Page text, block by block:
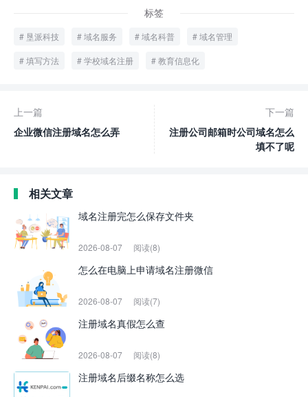
标签
垦派科技 域名服务 域名科普 域名管理
填写方法 学校域名注册 教育信息化
上一篇
企业微信注册域名怎么弄
下一篇
注册公司邮箱时公司域名怎么
填不了呢
相关文章
域名注册完怎么保存文件夹
2026-08-07 阅读(8)
怎么在电脑上申请域名注册微信
2026-08-07 阅读(7)
注册域名真假怎么查
2026-08-07 阅读(8)
注册域名后缀名称怎么选